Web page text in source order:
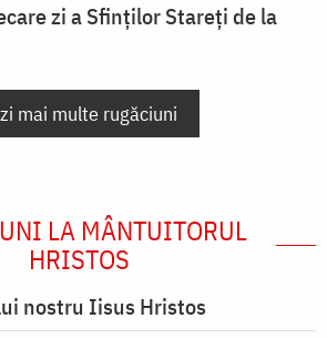
zi a Sfinților Stareți de la
mai multe rugăciuni
LA MÂNTUITORUL
HRISTOS
nostru Iisus Hristos